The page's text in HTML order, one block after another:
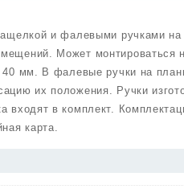
и фалевыми ручками
Может монтироваться
мм. В фалевые ручки на
их положения. Ручки
входят в комплект.
карта.